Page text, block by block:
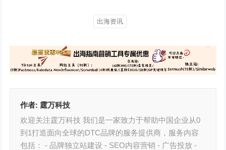
出海资讯
作者: 霆万科技
欢迎关注霆万科技 我们是一家致力于帮助中国企业从0
到1打造面向全球的DTC品牌的服务提供商，服务内容
包括： - 品牌独立站建设 - SEO内容营销 - 广告投放 -